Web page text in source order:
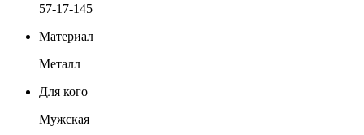
57-17-145
Материал
Металл
Для кого
Мужская